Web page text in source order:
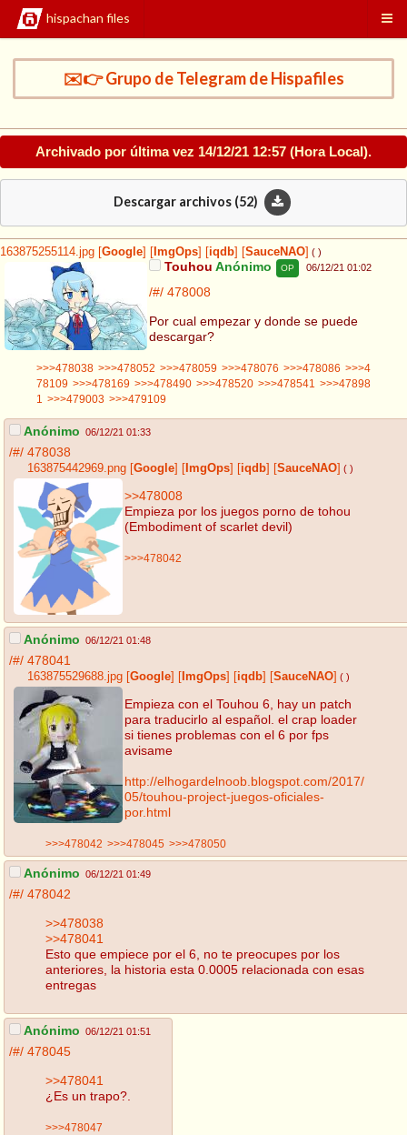
hispachan files
✉️👉 Grupo de Telegram de Hispafiles
Archivado por última vez 14/12/21 12:57 (Hora Local).
Descargar archivos (52)
163875255114.jpg Google ImgOps iqdb SauceNAO ( )
Touhou Anónimo OP 06/12/21 01:02
/#/ 478008
Por cual empezar y donde se puede
descargar?
>>>478038 >>>478052 >>>478059 >>>478076 >>>478086 >>>4
78109 >>>478169 >>>478490 >>>478520 >>>478541
>>>47898
1
>>>479003 >>>479109
Anónimo 06/12/21 01:33
/#/ 478038
163875442969.png Google ImgOps iqdb SauceNAO ( )
>>478008
Empieza por los juegos porno de tohou
(Embodiment of scarlet devil)
>>>478042
Anónimo 06/12/21 01:48
/#/ 478041
163875529688.jpg Google ImgOps iqdb SauceNAO ( )
Empieza con el Touhou 6, hay un patch
para traducirlo al español. el crap loader
si tienes problemas con el 6 por fps
avisame
http://elhogardelnoob.blogspot.com/2017/
05/touhou-project-juegos-oficiales-
por.html
>>>478042 >>>478045 >>>478050
Anónimo 06/12/21 01:49
/#/ 478042
>>478038
>>478041
Esto que empiece por el 6, no te preocupes por los
anteriores, la historia esta 0.0005 relacionada con esas
entregas
Anónimo 06/12/21 01:51
/#/ 478045
>>478041
¿Es un trapo?.
>>>478047